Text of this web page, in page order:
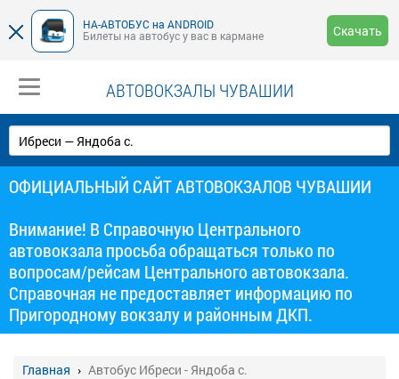
НА-АВТОБУС на ANDROID
Билеты на автобус у вас в кармане
Скачать
АВТОВОКЗАЛЫ ЧУВАШИИ
ОФИЦИАЛЬНЫЙ САЙТ АВТОВОКЗАЛОВ ЧУВАШИИ
Внимание! В Справочную Центрального
автовокзала просьба обращаться только по
вопросам/рейсам Центрального автовокзала.
Справочная не предоставляет информацию по
Пригородному вокзалу и районным ДКП.
Главная Автобус Ибреси - Яндоба с.